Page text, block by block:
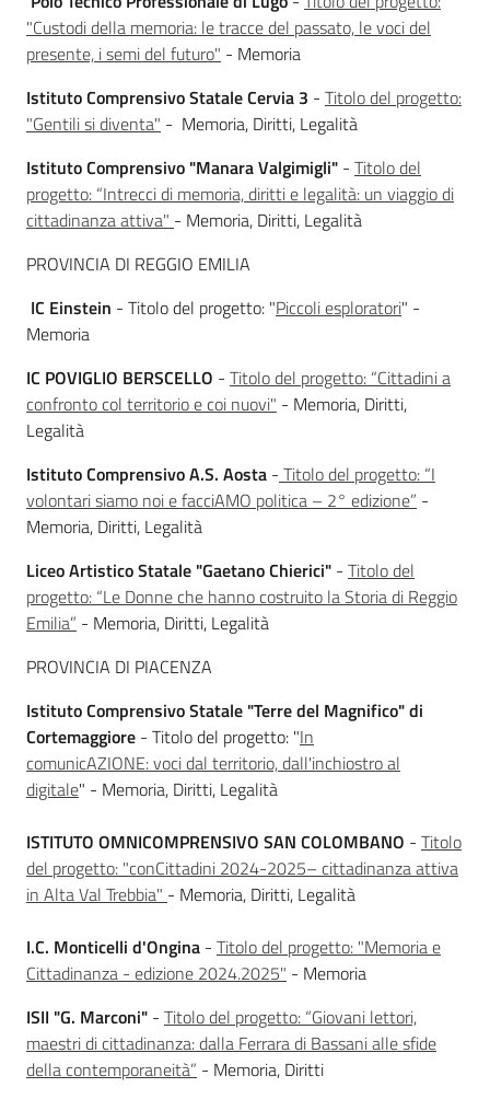
"Custodi della memoria: le tracce del passato, le voci del
presente, i semi del futuro" - Memoria
Istituto Comprensivo Statale Cervia 3 - Titolo del progetto:
"Gentili si diventa" - Memoria, Diritti, Legalità
Istituto Comprensivo "Manara Valgimigli" - Titolo del
progetto: “Intrecci di memoria, diritti e legalità: un viaggio di
cittadinanza attiva" - Memoria, Diritti, Legalità
PROVINCIA DI REGGIO EMILIA
IC Einstein - Titolo del progetto: "Piccoli esploratori" -
Memoria
IC POVIGLIO BERSCELLO - Titolo del progetto: “Cittadini a
confronto col territorio e coi nuovi" - Memoria, Diritti,
Legalità
Istituto Comprensivo A.S. Aosta - Titolo del progetto: “I
volontari siamo noi e facciAMO politica – 2° edizione” -
Memoria, Diritti, Legalità
Liceo Artistico Statale "Gaetano Chierici" - Titolo del
progetto: “Le Donne che hanno costruito la Storia di Reggio
Emilia” - Memoria, Diritti, Legalità
PROVINCIA DI PIACENZA
Istituto Comprensivo Statale "Terre del Magnifico" di
Cortemaggiore - Titolo del progetto: "In
comunicAZIONE: voci dal territorio, dall'inchiostro al
digitale" - Memoria, Diritti, Legalità
ISTITUTO OMNICOMPRENSIVO SAN COLOMBANO - Titolo
del progetto: "conCittadini 2024-2025– cittadinanza attiva
in Alta Val Trebbia" - Memoria, Diritti, Legalità
I.C. Monticelli d'Ongina - Titolo del progetto: "Memoria e
Cittadinanza - edizione 2024.2025" - Memoria
ISII "G. Marconi" - Titolo del progetto: “Giovani lettori,
maestri di cittadinanza: dalla Ferrara di Bassani alle sfide
della contemporaneità” - Memoria, Diritti